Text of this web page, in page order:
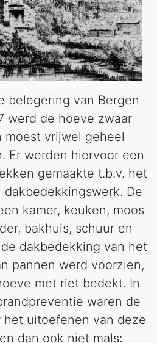
belegering van Bergen
werd de hoeve zwaar
moest vrijwel geheel
Er werden hiervoor een
gemaakte t.b.v. het
De
kamer, keuken, moos
bakhuis, schuur en
dakbedekking van het
pannen werd voorzien,
met riet bedekt. In
waren de
uitoefenen van deze
dan ook niet mals: